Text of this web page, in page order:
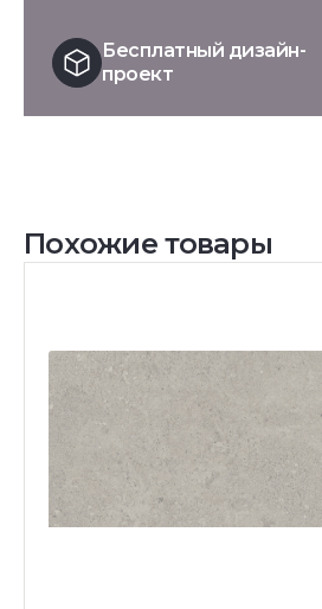
Бесплатный дизайн-
проект
Похожие товары